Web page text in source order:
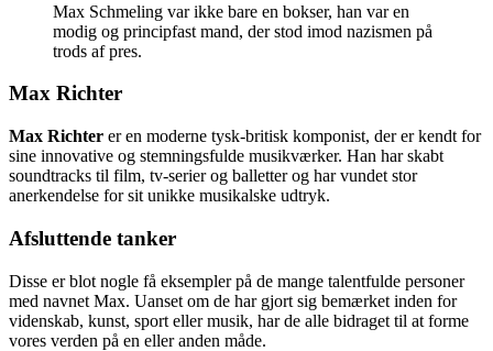
Max Schmeling var ikke bare en bokser, han var en
modig og principfast mand, der stod imod nazismen på
trods af pres.
Max Richter
Max Richter er en moderne tysk-britisk komponist, der er kendt for
sine innovative og stemningsfulde musikværker. Han har skabt
soundtracks til film, tv-serier og balletter og har vundet stor
anerkendelse for sit unikke musikalske udtryk.
Afsluttende tanker
Disse er blot nogle få eksempler på de mange talentfulde personer
med navnet Max. Uanset om de har gjort sig bemærket inden for
videnskab, kunst, sport eller musik, har de alle bidraget til at forme
vores verden på en eller anden måde.